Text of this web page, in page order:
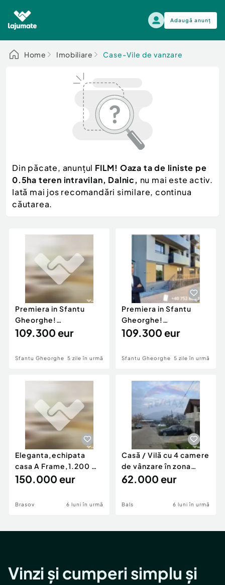
Adaugă anunț
Alege categoria
Auto, moto si ambarcatiuni
Electronice si electrocasnice
Mama si copilul
Moda si frumusete
Sport, timp liber, arta
Animale de companie
Afaceri și echipamente profesionale
Inchiriere Bunuri si Vehicule
Auto, moto si ambarcatiuni
Scutere - ATV - UTV
Autoutilitare
Ambarcatiuni
Camioane - Rulote - Remorci
Utilaje agricole si industriale
Piese auto si accesorii
Dacia Duster
Home Imobiliare Case-Vile de vanzare
Din păcate, anunțul FILM! Oaza ta de liniste pe
0.5ha teren intravilan, Dalnic, nu mai este activ.
Iată mai jos recomandări similare, continua
căutarea.
Premiera in Sfantu
Gheorghe!
Apartament NZEB A , 2
109.300 eur
Sfantu Gheorghe 5 zile în urmă
Premiera in Sfantu
Gheorghe!
Apartament NZEB A , 2
109.300 eur
Sfantu Gheorghe 5 zile în urmă
Eleganta,echipata
casa A Frame,1.200 mp
teren,deschidere Pia
150.000 eur
Brasov 6 luni în urmă
Casă / Vilă cu 4 camere
de vânzare în zona
Periferie
62.000 eur
Bals 6 luni în urmă
Vinzi și cumperi simplu și